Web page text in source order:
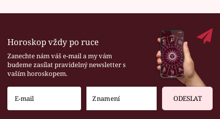
Horoskop vždy po ruce
Zanechte nám váš e-mail a my vám
budeme zasílat pravidelný newsletter s
vaším horoskopem.
ODESLAT